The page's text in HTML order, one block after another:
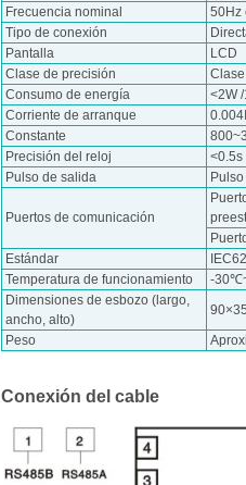
Frecuencia nominal
50Hz
Tipo de conexión
Pantalla
LCD
Clase de precisión
Consumo de energía
<2W
Corriente de arranque
Constante
Precisión del reloj
Pulso de salida
Puertos de comunicación
Estándar
Temperatura de funcionamiento
-
Dimensiones de esbozo (largo,
ancho, alto)
Peso
Conexión del cable